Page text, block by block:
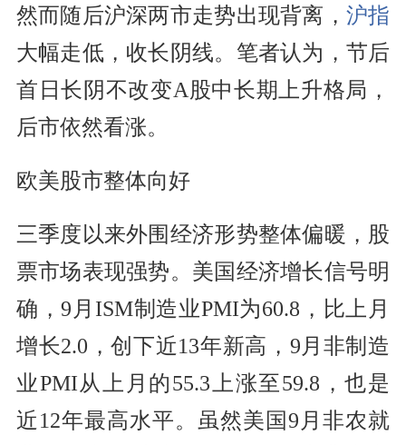
然而随后沪深两市走势出现背离， 沪指
大幅走低，收长阴线。笔者认为，节后
首日长阴不改变A股中长期上升格局，
后市依然看涨。
欧美股市整体向好
三季度以来外围经济形势整体偏暖，股
票市场表现强势。美国经济增长信号明
确，9月ISM制造业PMI为60.8，比上月
增长2.0，创下近13年新高，9月非制造
业PMI从上月的55.3上涨至59.8，也是
近12年最高水平。虽然美国9月非农就